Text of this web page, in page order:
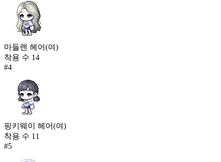
마들렌 헤어(여)
착용 수 14
#4
핑키웨이 헤어(여)
착용 수 11
#5